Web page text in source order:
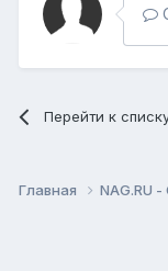
Перейти к
Главная NAG.RU